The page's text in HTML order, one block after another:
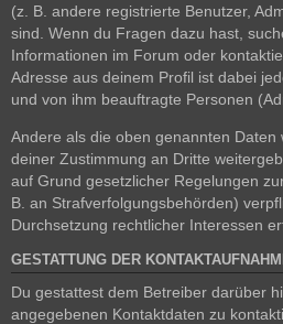
(z. B. andere registrierte Benutzer,
sind. Wenn du Fragen dazu hast,
Informationen im Forum oder
Adresse aus deinem Profil ist dabei
und von ihm beauftragte Personen
Andere als die oben genannten
deiner Zustimmung an Dritte
auf Grund gesetzlicher Regelungen
B. an Strafverfolgungsbehörden)
Durchsetzung rechtlicher Interessen
GESTATTUNG DER
Du gestattest dem Betreiber darüber
angegebenen Kontaktdaten zu